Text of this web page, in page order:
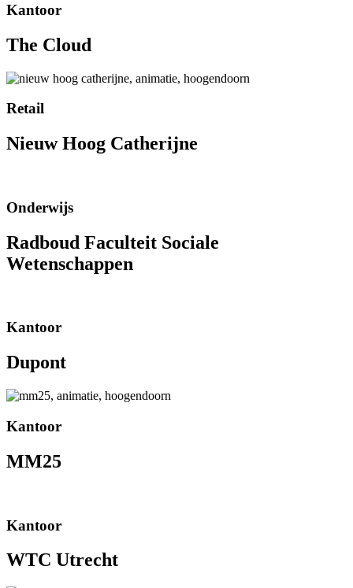
Kantoor
The Cloud
Retail
Nieuw Hoog Catherijne
Onderwijs
Radboud Faculteit Sociale
Wetenschappen
Kantoor
Dupont
Kantoor
MM25
Kantoor
WTC Utrecht